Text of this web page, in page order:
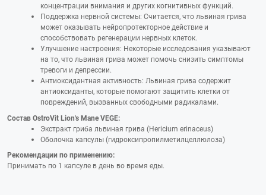
концентрации внимания и других когнитивных функций.
Поддержка нервной системы: Считается, что львиная грива
может оказывать нейропротекторное действие и
способствовать регенерации нервных клеток.
Улучшение настроения: Некоторые исследования указывают
на то, что львиная грива может помочь снизить симптомы
тревоги и депрессии.
Антиоксидантная активность: Львиная грива содержит
антиоксиданты, которые помогают защитить клетки от
повреждений, вызванных свободными радикалами.
Состав OstroVit Lion's Mane VEGE:
Экстракт гриба львиная грива (Hericium erinaceus)
Оболочка капсулы (гидроксипропилметилцеллюлоза)
Рекомендации по применению:
Принимать по 1 капсуле в день во время еды.